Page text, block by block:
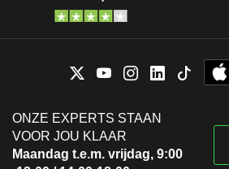
ONZE EXPERTS STAAN
VOOR JOU KLAAR
Maandag t.e.m. vrijdag, 9:00